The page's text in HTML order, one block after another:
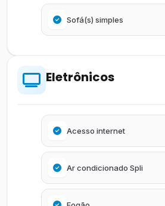
Sofá(s) simples
Eletrônicos
Acesso internet
Ar condicionado Spli